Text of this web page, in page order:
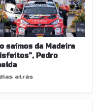
saímos da Madeira
Pedro
atrás